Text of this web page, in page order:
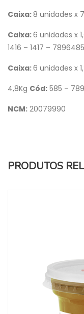
Caixa: 8 unidades x
Caixa:6 unidades x
1416 – 1417 –
Caixa:6 unidades x
4,8Kg Cód: 585 –
NCM: 20079990
PRODUTOS